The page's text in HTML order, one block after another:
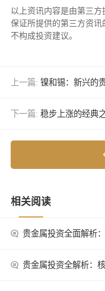
以上资讯内容是由第三
保证所提供的第三方资
不构成投资建议。
上一篇: 镍和锡：新兴的
下一篇: 稳步上涨的经典
相关阅读
贵金属投资全面解析
贵金属投资全解析：